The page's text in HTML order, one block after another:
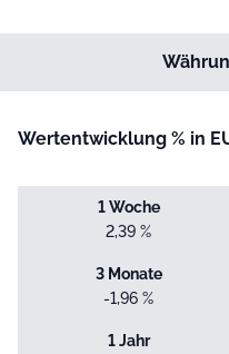
Wertentwicklung % in
1 Woche
2,39 %
3 Monate
-1,96 %
1 Jahr